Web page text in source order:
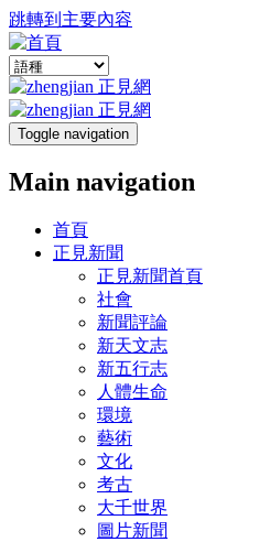
跳轉到主要內容
Toggle navigation
Main navigation
首頁
正見新聞
正見新聞首頁
社會
新聞評論
新天文志
新五行志
人體生命
環境
藝術
文化
考古
大千世界
圖片新聞